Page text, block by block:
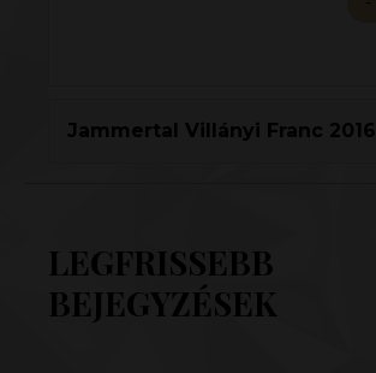
Jammertal Villányi Franc 2016
LEGFRISSEBB
BEJEGYZÉSEK